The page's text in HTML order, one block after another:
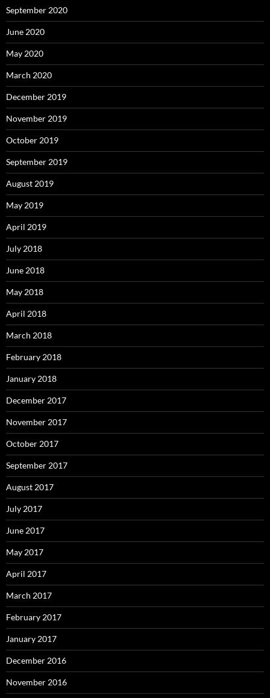
September 2020
June 2020
May 2020
March 2020
December 2019
November 2019
October 2019
September 2019
August 2019
May 2019
April 2019
July 2018
June 2018
May 2018
April 2018
March 2018
February 2018
January 2018
December 2017
November 2017
October 2017
September 2017
August 2017
July 2017
June 2017
May 2017
April 2017
March 2017
February 2017
January 2017
December 2016
November 2016